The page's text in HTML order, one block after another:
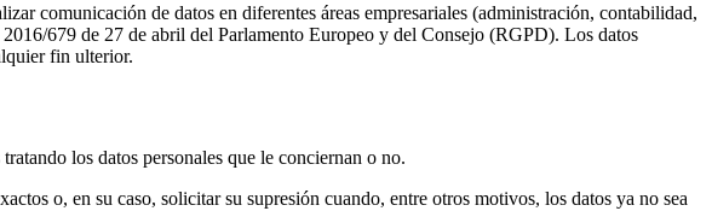
comunicación de datos en diferentes áreas empresariales (administración, contabilidad,
679 de 27 de abril del Parlamento Europeo y del Consejo (RGPD). Los datos
fin ulterior.
tratando los datos personales que le conciernan o no.
o, en su caso, solicitar su supresión cuando, entre otros motivos, los datos ya no sea